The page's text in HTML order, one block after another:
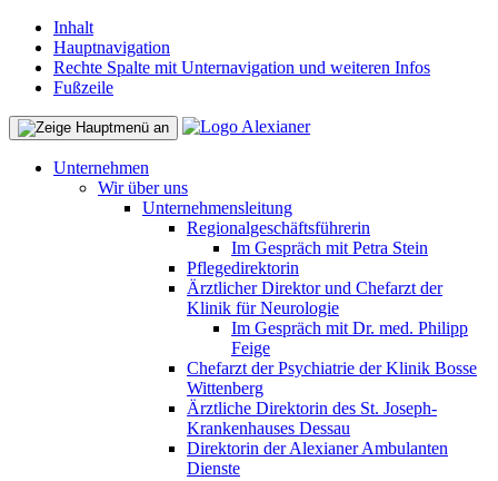
Inhalt
Hauptnavigation
Rechte Spalte mit Unternavigation und weiteren Infos
Fußzeile
Unternehmen
Wir über uns
Unternehmensleitung
Regionalgeschäftsführerin
Im Gespräch mit Petra Stein
Pflegedirektorin
Ärztlicher Direktor und Chefarzt der
Klinik für Neurologie
Im Gespräch mit Dr. med. Philipp
Feige
Chefarzt der Psychiatrie der Klinik Bosse
Wittenberg
Ärztliche Direktorin des St. Joseph-
Krankenhauses Dessau
Direktorin der Alexianer Ambulanten
Dienste